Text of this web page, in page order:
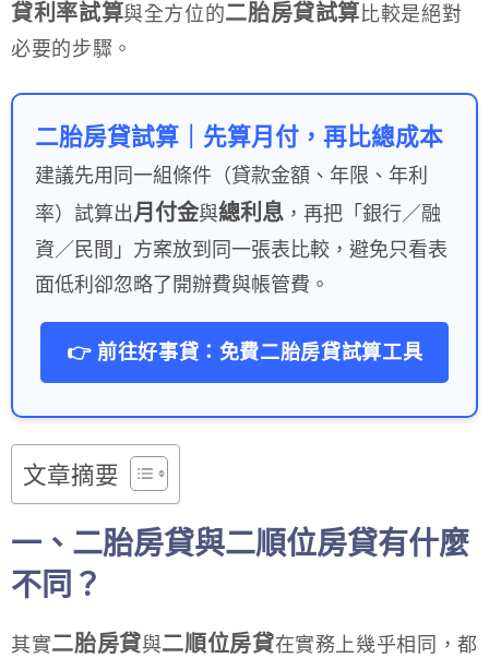
貸利率試算與全方位的二胎房貸試算比較是絕對
必要的步驟。
二胎房貸試算｜先算月付，再比總成本
建議先用同一組條件（貸款金額、年限、年利
率）試算出月付金與總利息 ，再把「銀行／融
資／民間」方案放到同一張表比較，避免只看表
面低利卻忽略了開辦費與帳管費。
👉 前往好事貸：免費二胎房貸試算工具
文章摘要
一、二胎房貸與二順位房貸有什麼
不同？
其實二胎房貸與二順位房貸在實務上幾乎相同，都